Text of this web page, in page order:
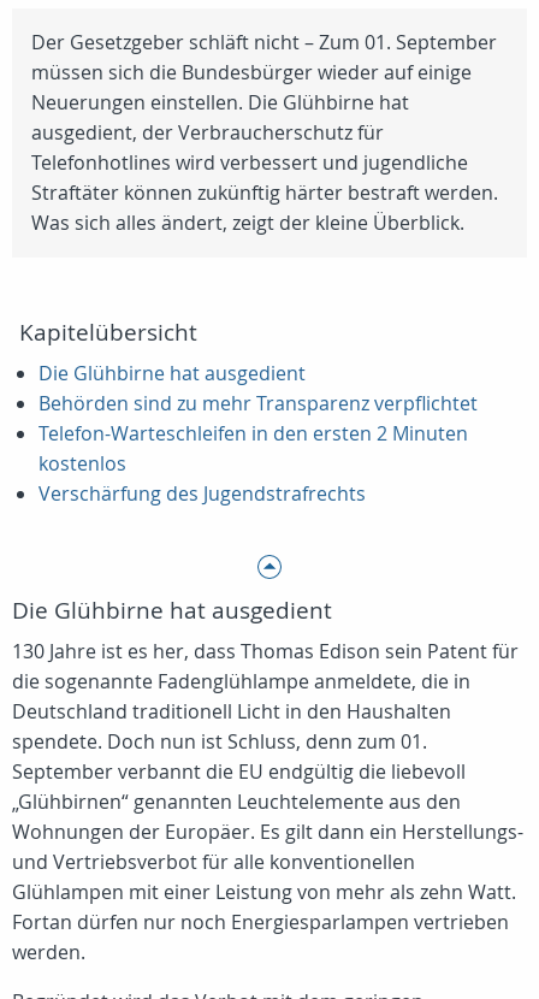
Der Gesetzgeber schläft nicht – Zum 01. September
müssen sich die Bundesbürger wieder auf einige
Neuerungen einstellen. Die Glühbirne hat
ausgedient, der Verbraucherschutz für
Telefonhotlines wird verbessert und jugendliche
Straftäter können zukünftig härter bestraft werden.
Was sich alles ändert, zeigt der kleine Überblick.
Kapitelübersicht
Die Glühbirne hat ausgedient
Behörden sind zu mehr Transparenz verpflichtet
Telefon-Warteschleifen in den ersten 2 Minuten
kostenlos
Verschärfung des Jugendstrafrechts
Die Glühbirne hat ausgedient
130 Jahre ist es her, dass Thomas Edison sein Patent für
die sogenannte Fadenglühlampe anmeldete, die in
Deutschland traditionell Licht in den Haushalten
spendete. Doch nun ist Schluss, denn zum 01.
September verbannt die EU endgültig die liebevoll
„Glühbirnen“ genannten Leuchtelemente aus den
Wohnungen der Europäer. Es gilt dann ein Herstellungs-
und Vertriebsverbot für alle konventionellen
Glühlampen mit einer Leistung von mehr als zehn Watt.
Fortan dürfen nur noch Energiesparlampen vertrieben
werden.